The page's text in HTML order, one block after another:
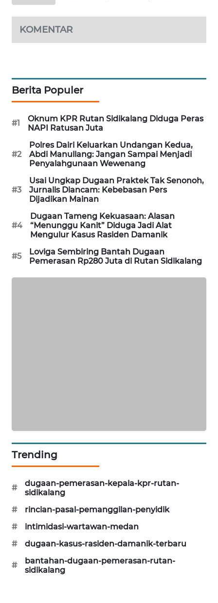
KOMENTAR
Berita Populer
#1
Oknum KPR Rutan Sidikalang Diduga Peras
NAPI Ratusan Juta
#2
Polres Dairi Keluarkan Undangan Kedua,
Abdi Manullang: Jangan Sampai Menjadi
Penyalahgunaan Wewenang
#3
Usai Ungkap Dugaan Praktek Tak Senonoh,
Jurnalis Diancam: Kebebasan Pers
Dijadikan Mainan
#4
Dugaan Tameng Kekuasaan: Alasan
“Menunggu Kanit” Diduga Jadi Alat
Mengulur Kasus Rasiden Damanik
#5
Loviga Sembiring Bantah Dugaan
Pemerasan Rp280 Juta di Rutan Sidikalang
Trending
#
dugaan-pemerasan-kepala-kpr-rutan-
sidikalang
#
rincian-pasal-pemanggilan-penyidik
#
intimidasi-wartawan-medan
#
dugaan-kasus-rasiden-damanik-terbaru
#
bantahan-dugaan-pemerasan-rutan-
sidikalang
DESA
WISATA
WAHANA
Wahana
LISTRIK
MASYARAKAT
KELISTRIKAN
WALINKI
ID
MAWAKA
ID
KOPEKLIN
PORTAL
KONSUMEN
FORWAMKI
FORJASIDA
TAMBANG